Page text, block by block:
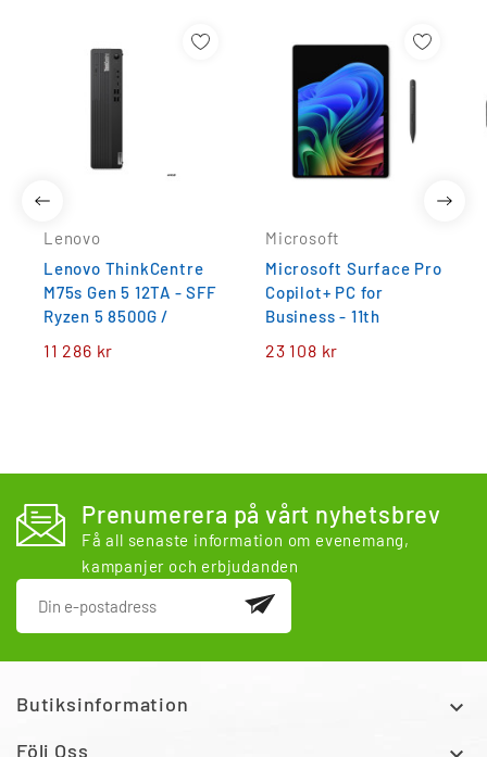
Lenovo
Lenovo ThinkCentre
M75s Gen 5 12TA - SFF
Ryzen 5 8500G /
11 286 kr
Microsoft
Microsoft Surface Pro
Copilot+ PC for
Business - 11th
23 108 kr
Prenumerera på vårt nyhetsbrev
Få all senaste information om evenemang,
kampanjer och erbjudanden
Butiksinformation 
Följ Oss